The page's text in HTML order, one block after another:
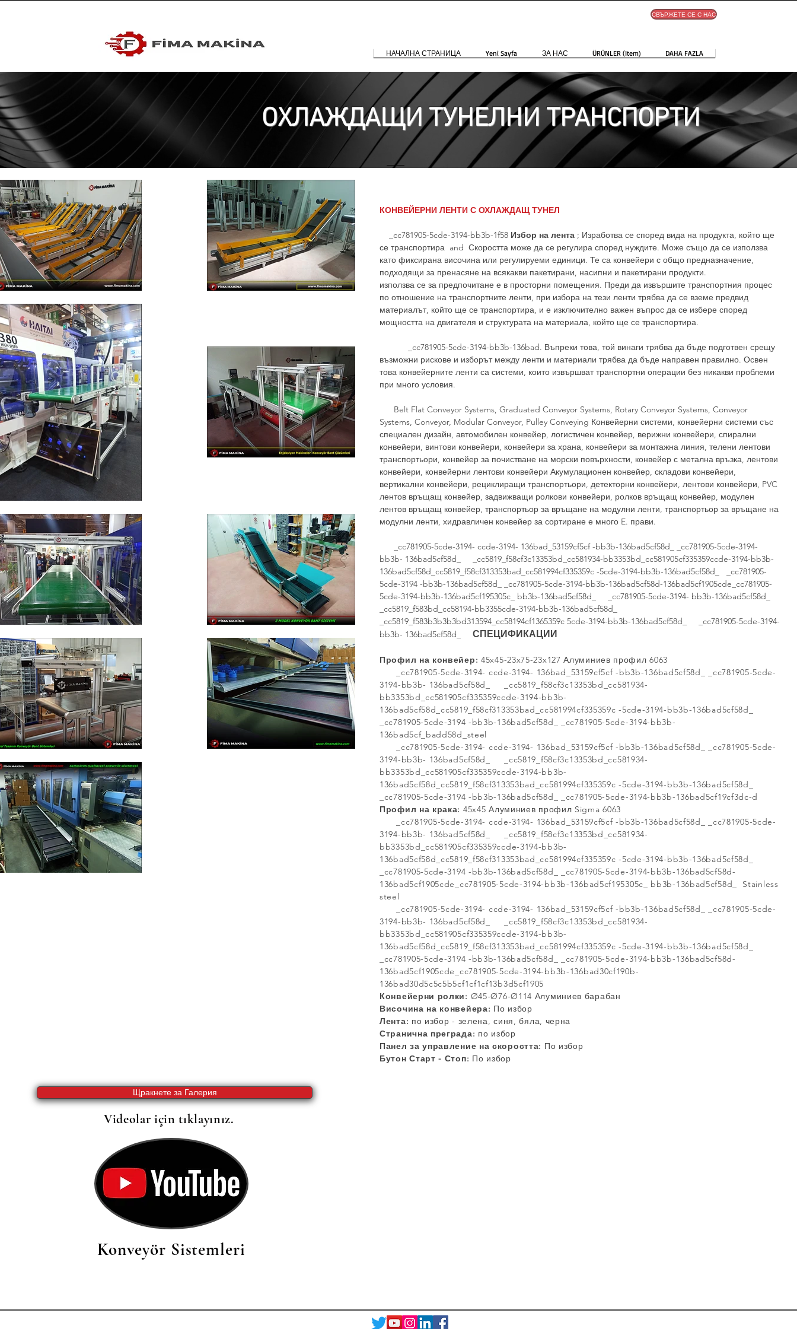
СВЪРЖЕТЕ СЕ С НАС
НАЧАЛНА СТРАНИЦА Yeni Sayfa ЗА НАС ÜRÜNLER (Item) DAHA FAZLA
ОХЛАЖДАЩИ ТУНЕЛНИ ТРАНСПОРТИ
Щракнете за Галерия
КОНВЕЙЕРНИ ЛЕНТИ С ОХЛАЖДАЩ ТУНЕЛ
_cc781905-5cde-3194-bb3b-1f58 Избор на лента ; Изработва се според вида на продукта, който ще
се транспортира and Скоростта може да се регулира според нуждите. Може също да се използва
като фиксирана височина или регулируеми единици. Те са конвейери с общо предназначение,
подходящи за пренасяне на всякакви пакетирани, насипни и пакетирани продукти.
използва се за предпочитане е в просторни помещения. Преди да извършите транспортния процес
по отношение на транспортните ленти, при избора на тези ленти трябва да се вземе предвид
материалът, който ще се транспортира, и е изключително важен въпрос да се избере според
мощността на двигателя и структурата на материала, който ще се транспортира.
_cc781905-5cde-3194-bb3b-136bad. Въпреки това, той винаги трябва да бъде подготвен срещу
възможни рискове и изборът между ленти и материали трябва да бъде направен правилно. Освен
това конвейерните ленти са системи, които извършват транспортни операции без никакви проблеми
при много условия.
Belt Flat Conveyor Systems, Graduated Conveyor Systems, Rotary Conveyor Systems, Conveyor
Systems, Conveyor, Modular Conveyor, Pulley Conveying Конвейерни системи, конвейерни системи със
специален дизайн, автомобилен конвейер, логистичен конвейер, верижни конвейери, спирални
конвейери, винтови конвейери, конвейери за храна, конвейери за монтажна линия, телени лентови
транспортьори, конвейер за почистване на морски повърхности, конвейер с метална връзка, лентови
конвейери, конвейерни лентови конвейери Акумулационен конвейер, складови конвейери,
вертикални конвейери, рециклиращи транспортьори, детекторни конвейери, лентови конвейери, PVC
лентов връщащ конвейер, задвижващи ролкови конвейери, ролков връщащ конвейер, модулен
лентов връщащ конвейер, транспортьор за връщане на модулни ленти, транспортьор за връщане на
модулни ленти, хидравличен конвейер за сортиране е много E. прави.
_cc781905-5cde-3194- ccde-3194- 136bad_53159cf5cf -bb3b-136bad5cf58d_ _cc781905-5cde-3194-
bb3b- 136bad5cf58d_ _cc5819_f58cf3c13353bd_cc581934-bb3353bd_cc581905cf335359ccde-3194-bb3b-
136bad5cf58d_cc5819_f58cf313353bad_cc581994cf335359c -5cde-3194-bb3b-136bad5cf58d_ _cc781905-
5cde-3194 -bb3b-136bad5cf58d_ _cc781905-5cde-3194-bb3b-136bad5cf58d-136bad5cf1905cde_cc781905-
5cde-3194-bb3b-136bad5cf195305c_ bb3b-136bad5cf58d_ _cc781905-5cde-3194- bb3b-136bad5cf58d_
_cc5819_f583bd_cc58194-bb3355cde-3194-bb3b-136bad5cf58d_
_cc5819_f583b3b3b3bd313594_cc58194cf1365359c 5cde-3194-bb3b-136bad5cf58d_ _cc781905-5cde-3194-
bb3b- 136bad5cf58d_ СПЕЦИФИКАЦИИ
Профил на конвейер: 45x45-23x75-23x127 Алуминиев профил 6063
_cc781905-5cde-3194- ccde-3194- 136bad_53159cf5cf -bb3b-136bad5cf58d_ _cc781905-5cde-
3194-bb3b- 136bad5cf58d_ _cc5819_f58cf3c13353bd_cc581934-
bb3353bd_cc581905cf335359ccde-3194-bb3b-
136bad5cf58d_cc5819_f58cf313353bad_cc581994cf335359c -5cde-3194-bb3b-136bad5cf58d_
_cc781905-5cde-3194 -bb3b-136bad5cf58d_ _cc781905-5cde-3194-bb3b-
136bad5cf_badd58d_steel
_cc781905-5cde-3194- ccde-3194- 136bad_53159cf5cf -bb3b-136bad5cf58d_ _cc781905-5cde-
3194-bb3b- 136bad5cf58d_ _cc5819_f58cf3c13353bd_cc581934-
bb3353bd_cc581905cf335359ccde-3194-bb3b-
136bad5cf58d_cc5819_f58cf313353bad_cc581994cf335359c -5cde-3194-bb3b-136bad5cf58d_
_cc781905-5cde-3194 -bb3b-136bad5cf58d_ _cc781905-5cde-3194-bb3b-136bad5cf19cf3dc-d
Профил на крака: 45x45 Алуминиев профил Sigma 6063
_cc781905-5cde-3194- ccde-3194- 136bad_53159cf5cf -bb3b-136bad5cf58d_ _cc781905-5cde-
3194-bb3b- 136bad5cf58d_ _cc5819_f58cf3c13353bd_cc581934-
bb3353bd_cc581905cf335359ccde-3194-bb3b-
136bad5cf58d_cc5819_f58cf313353bad_cc581994cf335359c -5cde-3194-bb3b-136bad5cf58d_
_cc781905-5cde-3194 -bb3b-136bad5cf58d_ _cc781905-5cde-3194-bb3b-136bad5cf58d-
136bad5cf1905cde_cc781905-5cde-3194-bb3b-136bad5cf195305c_ bb3b-136bad5cf58d_ Stainless
steel
_cc781905-5cde-3194- ccde-3194- 136bad_53159cf5cf -bb3b-136bad5cf58d_ _cc781905-5cde-
3194-bb3b- 136bad5cf58d_ _cc5819_f58cf3c13353bd_cc581934-
bb3353bd_cc581905cf335359ccde-3194-bb3b-
136bad5cf58d_cc5819_f58cf313353bad_cc581994cf335359c -5cde-3194-bb3b-136bad5cf58d_
_cc781905-5cde-3194 -bb3b-136bad5cf58d_ _cc781905-5cde-3194-bb3b-136bad5cf58d-
136bad5cf1905cde_cc781905-5cde-3194-bb3b-136bad30cf190b-
136bad30d5c5c5b5cf1cf1cf13b3d5cf1905
Конвейерни ролки: Ø45-Ø76-Ø114 Алуминиев барабан
Височина на конвейера: По избор
Лента: по избор - зелена, синя, бяла, черна
Странична преграда: по избор
Панел за управление на скоростта: По избор
Бутон Старт - Стоп: По избор
Videolar için tıklayınız.
Konveyör Sistemleri